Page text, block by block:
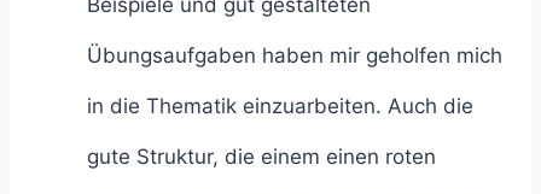
Beispiele und gut gestalteten
Übungsaufgaben haben mir geholfen mich
in die Thematik einzuarbeiten. Auch die
gute Struktur, die einem einen roten